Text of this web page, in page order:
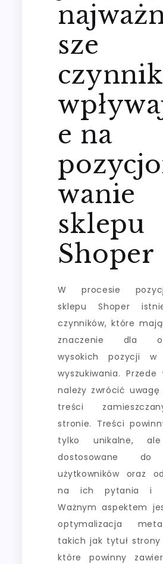
sze
e na
wanie
sklepu
Shoper
W procesie
sklepu Shoper
czynników, które
znaczenie dla
wysokich pozycji w
wyszukiwania. Przede
należy zwrócić
treści
stronie. Treści
tylko unikalne,
dostosowane do
użytkowników oraz
na ich pytania i
Ważnym aspektem
optymalizacja
takich jak tytuł strony
które powinny